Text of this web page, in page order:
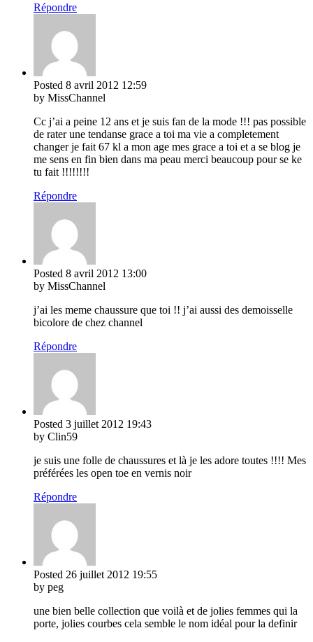
Répondre
Posted 8 avril 2012 12:59
by MissChannel
Cc j’ai a peine 12 ans et je suis fan de la mode !!! pas possible
de rater une tendanse grace a toi ma vie a completement
changer je fait 67 kl a mon age mes grace a toi et a se blog je
me sens en fin bien dans ma peau merci beaucoup pour se ke
tu fait !!!!!!!!
Répondre
Posted 8 avril 2012 13:00
by MissChannel
j’ai les meme chaussure que toi !! j’ai aussi des demoisselle
bicolore de chez channel
Répondre
Posted 3 juillet 2012 19:43
by Clin59
je suis une folle de chaussures et là je les adore toutes !!!! Mes
préférées les open toe en vernis noir
Répondre
Posted 26 juillet 2012 19:55
by peg
une bien belle collection que voilà et de jolies femmes qui la
porte, jolies courbes cela semble le nom idéal pour la definir